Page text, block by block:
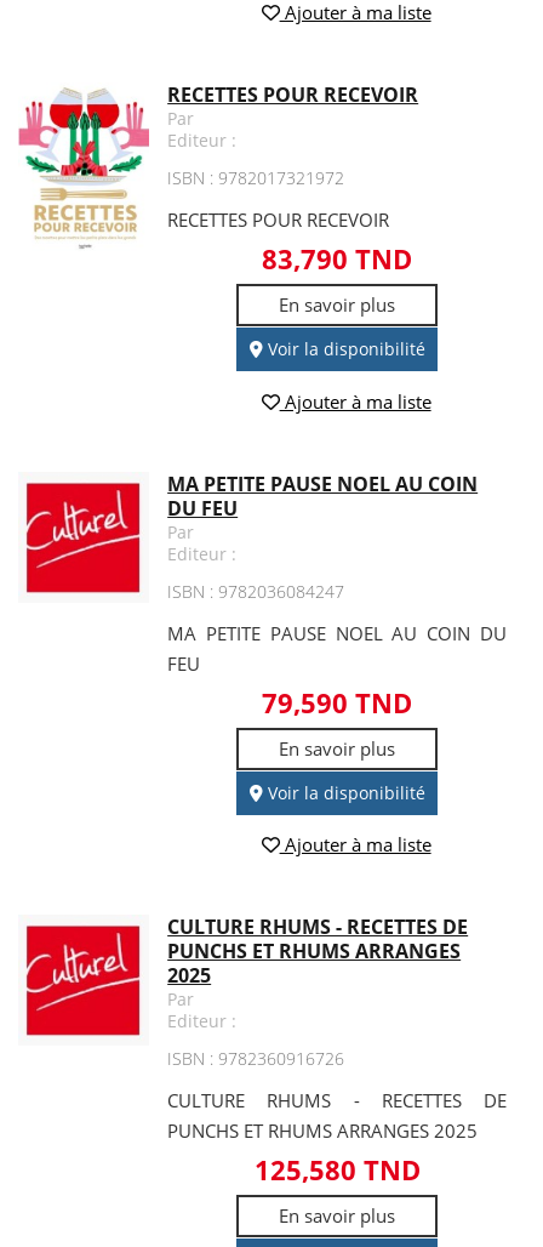
Ajouter à ma liste
RECETTES POUR RECEVOIR
Par
Editeur :
ISBN : 9782017321972
RECETTES POUR RECEVOIR
83,790 TND
En savoir plus
Voir la disponibilité
Ajouter à ma liste
MA PETITE PAUSE NOEL AU COIN
DU FEU
Par
Editeur :
ISBN : 9782036084247
MA PETITE PAUSE NOEL AU COIN DU
FEU
79,590 TND
En savoir plus
Voir la disponibilité
Ajouter à ma liste
CULTURE RHUMS - RECETTES DE
PUNCHS ET RHUMS ARRANGES
2025
Par
Editeur :
ISBN : 9782360916726
CULTURE RHUMS - RECETTES DE
PUNCHS ET RHUMS ARRANGES 2025
125,580 TND
En savoir plus